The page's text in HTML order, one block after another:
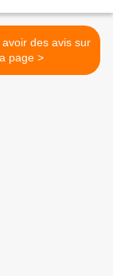
des avis sur
ta page >